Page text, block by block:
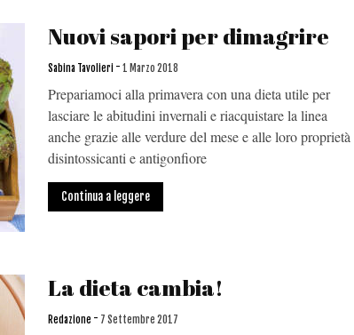
Nuovi sapori per dimagrire
Sabina Tavolieri - 1 Marzo 2018
Prepariamoci alla primavera con una dieta utile per
lasciare le abitudini invernali e riacquistare la linea
anche grazie alle verdure del mese e alle loro proprietà
disintossicanti e antigonfiore
Continua a leggere
La dieta cambia!
Redazione - 7 Settembre 2017